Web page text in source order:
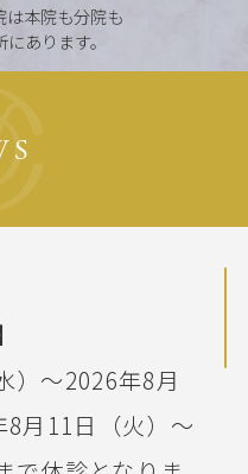
は本院も分院も
あります。
）～2026年8月
月11日（火）～